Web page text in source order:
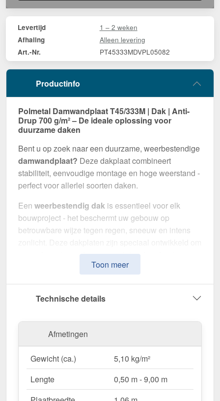
Levertijd 1 – 2 weken
Afhaling Alleen levering
Art.-Nr. PT45333MDVPL05082
Productinfo
Polmetal Damwandplaat T45/333M | Dak | Anti-
Drup 700 g/m² – De ideale oplossing voor
duurzame daken
Bent u op zoek naar een duurzame, weerbestendige
damwandplaat? Deze dakplaat combineert
stabiliteit, eenvoudige montage en hoge weerstand -
perfect voor allerlei soorten daken.
Een weerbestendig dak is essentieel voor elk
bouwproject - het beschermt uw gebouw op
betrouwbare wijze tegen regen, sneeuw en intens
robuuste en duurzame dakoplossing
bieden. Het maakt indruk met eenvoudige montage,
Gemaakt vanStaalmet een
materiaaldikte van 0,50
plaatbreedte van 1,06 men deeffectieve
werkende breedte van 1,00 m
efficiënte montage mogelijk. Dankzij de50 µm
PURLAK® coating
Roodbruin (RAL 8012)
terwijl deprofielhoogte van 45 mm extra stabiliteit
biedt. Degeïntegreerde anti-capillaire groef
Toon meer
Technische details
Afmetingen
Gewicht (ca.)
5,10 kg/m²
Lengte
0,50 m - 9,00 m